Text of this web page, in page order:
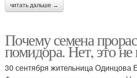
читать дальше →
Почему семена
помидора. Нет, это
30 сентября жительница Одинцова